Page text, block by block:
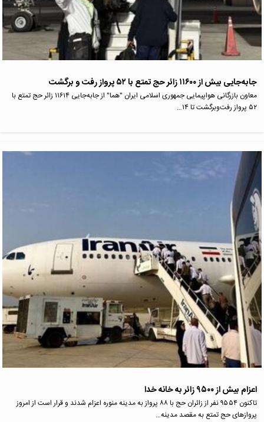
جابه‌جایی بیش از ۱۱۶۰۰ زائر حج تمتع با ۵۲ پرواز رفت و برگشت
معاون بازرگانی هواپیمایی جمهوری اسلامی ایران "هما" از جابه‌جایی ۱۱۶۱۴ زائر حج تمتع با
۵۲ پرواز رفت‌وبرگشت تا ۱۴…
اعزام بیش از ۹۵۰۰ زائر به خانه خدا
تاکنون ۹۵۵۴ نفر از زائران حج با ۸۸ پرواز به مدینه منوره اعزام شدند و قرار است از امروز
پروازهای حج تمتع به مقصد مدینه…